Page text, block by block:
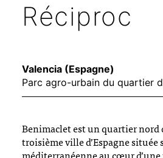
Réciproc
Valencia (Espagne)
Parc agro-urbain du quartier
Benimaclet est un quartier nord
troisième ville d’Espagne située